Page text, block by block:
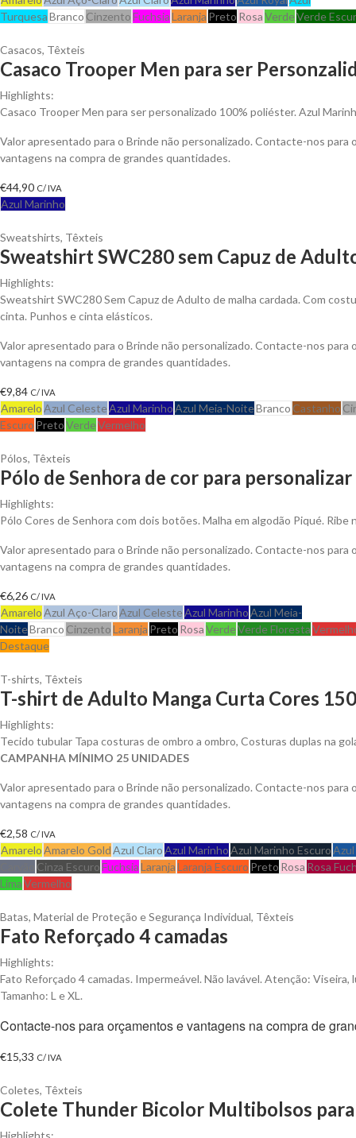
TurquesaBranco CinzentoFuchsiaLaranja Preto RosaVerdeVerde
Casacos, Têxteis
Casaco Trooper Men para ser
Highlights:
Casaco Trooper Men para ser personalizado 100% poliéster. Azul
Valor apresentado para o Brinde não personalizado. Contacte-nos para
vantagens na compra de grandes quantidades.
€44,90 C/ IVA
Azul Marinho
Sweatshirts, Têxteis
Sweatshirt SWC280 sem Capuz de
Highlights:
Sweatshirt SWC280 Sem Capuz de Adulto de malha cardada. Com
cinta. Punhos e cinta elásticos.
Valor apresentado para o Brinde não personalizado. Contacte-nos para
vantagens na compra de grandes quantidades.
€9,84 C/ IVA
AmareloAzul CelesteAzul MarinhoAzul Meia-NoiteBranco Castanho
Escuro PretoVerdeVermelho
Pólos, Têxteis
Pólo de Senhora de cor para personalizar
Highlights:
Pólo Cores de Senhora com dois botões. Malha em algodão Piqué.
Valor apresentado para o Brinde não personalizado. Contacte-nos para
vantagens na compra de grandes quantidades.
€6,26 C/ IVA
AmareloAzul Aço-ClaroAzul CelesteAzul MarinhoAzul Meia-
NoiteBranco CinzentoLaranja Preto RosaVerdeVerde Floresta
Destaque
T-shirts, Têxteis
T-shirt de Adulto Manga Curta Cores
Highlights:
Tecido tubular Tapa costuras de ombro a ombro, Costuras duplas na
CAMPANHA MÍNIMO 25 UNIDADES
Valor apresentado para o Brinde não personalizado. Contacte-nos para
vantagens na compra de grandes quantidades.
€2,58 C/ IVA
AmareloAmarelo GoldAzul ClaroAzul MarinhoAzul Marinho Escuro
Cinza EscuroFuchsiaLaranjaLaranja Escuro Preto Rosa Rosa
LimaVermelho
Batas, Material de Proteção e Segurança Individual, Têxteis
Fato Reforçado 4 camadas
Highlights:
Fato Reforçado 4 camadas. Impermeável. Não lavável. Atenção:
Tamanho: L e XL.
Contacte-nos para orçamentos e vantagens na compra de
€15,33 C/ IVA
Coletes, Têxteis
Colete Thunder Bicolor Multibolsos
Highlights: